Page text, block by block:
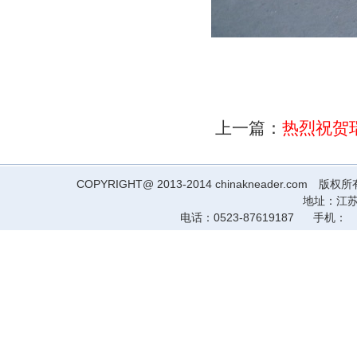
上一篇： 热烈祝贺
COPYRIGHT@ 2013-2014 chinakneader.com 版权
地址：江
电话：0523-87619187 手机